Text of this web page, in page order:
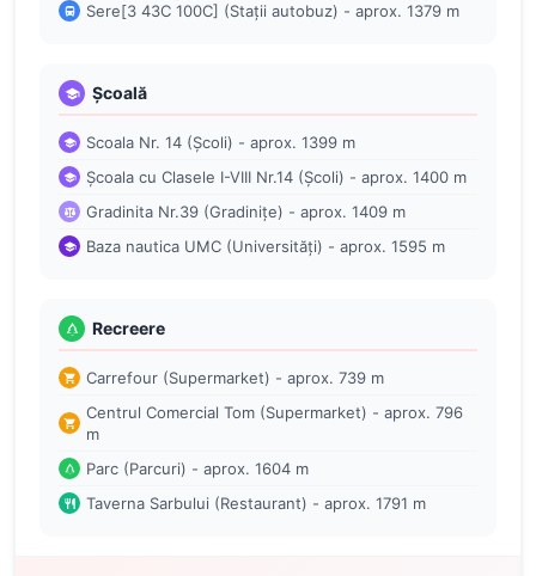
Sere[3 43C 100C] (Stații autobuz) - aprox. 1379 m
Școală
Scoala Nr. 14 (Școli) - aprox. 1399 m
Școala cu Clasele I-VIII Nr.14 (Școli) - aprox. 1400 m
Gradinita Nr.39 (Gradinițe) - aprox. 1409 m
Baza nautica UMC (Universități) - aprox. 1595 m
Recreere
Carrefour (Supermarket) - aprox. 739 m
Centrul Comercial Tom (Supermarket) - aprox. 796
m
Parc (Parcuri) - aprox. 1604 m
Taverna Sarbului (Restaurant) - aprox. 1791 m